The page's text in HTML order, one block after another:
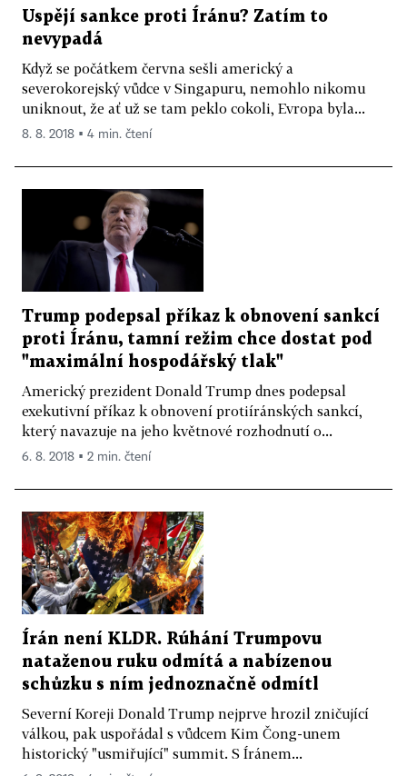
Uspějí sankce proti Íránu? Zatím to
nevypadá
Když se počátkem června sešli americký a
severokorejský vůdce v Singapuru, nemohlo nikomu
uniknout, že ať už se tam peklo cokoli, Evropa byla...
8. 8. 2018 ▪ 4 min. čtení
Trump podepsal příkaz k obnovení sankcí
proti Íránu, tamní režim chce dostat pod
"maximální hospodářský tlak"
Americký prezident Donald Trump dnes podepsal
exekutivní příkaz k obnovení protiíránských sankcí,
který navazuje na jeho květnové rozhodnutí o...
6. 8. 2018 ▪ 2 min. čtení
Írán není KLDR. Rúhání Trumpovu
nataženou ruku odmítá a nabízenou
schůzku s ním jednoznačně odmítl
Severní Koreji Donald Trump nejprve hrozil zničující
válkou, pak uspořádal s vůdcem Kim Čong-unem
historický "usmiřující" summit. S Íránem...